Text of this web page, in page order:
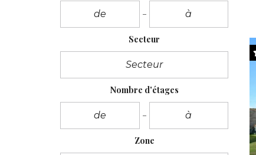
Secteur
Nombre d'étages
Zone